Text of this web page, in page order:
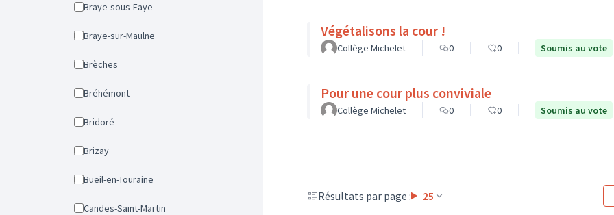
Braye-sous-Faye
Braye-sur-Maulne
Brèches
Bréhémont
Bridoré
Brizay
Bueil-en-Touraine
Candes-Saint-Martin
Végétalisons la cour !
Collège Michelet 0 0 Soumis au vote
Pour une cour plus conviviale
Collège Michelet 0 0 Soumis au vote
Résultats par page : 25